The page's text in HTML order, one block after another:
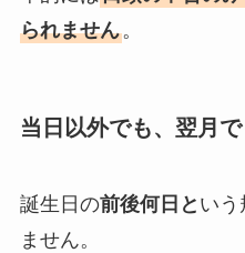
られません。
当日以外でも、翌月
誕生日の前後何日と いう
ません。